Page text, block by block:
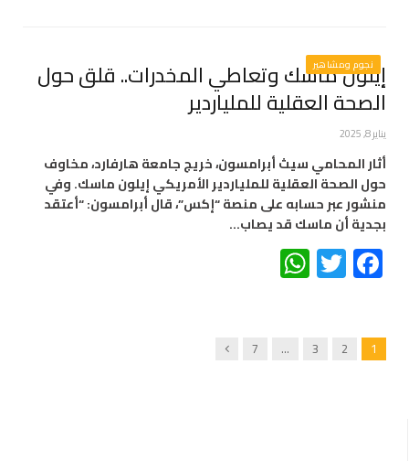
نجوم ومشاهير
إيلون ماسك وتعاطي المخدرات.. قلق حول
الصحة العقلية للملياردير
يناير 8, 2025
أثار المحامي سيث أبرامسون، خريج جامعة هارفارد، مخاوف
حول الصحة العقلية للملياردير الأمريكي إيلون ماسك. وفي
منشور عبر حسابه على منصة “إكس”، قال أبرامسون: “أعتقد
بجدية أن ماسك قد يصاب…
Facebook
Twitter
1
2
3
…
7
Next